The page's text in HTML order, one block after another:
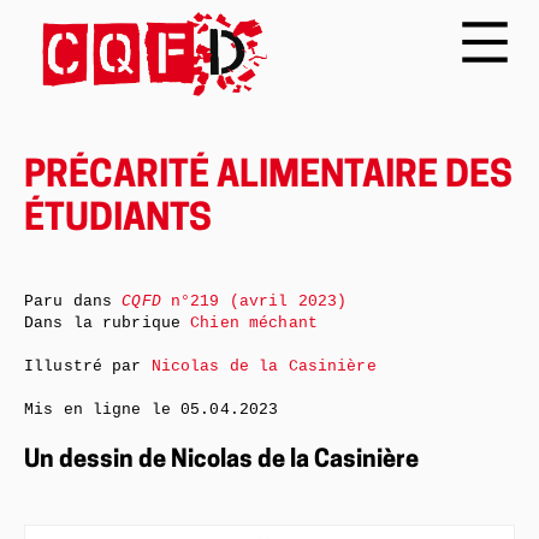
PRÉCARITÉ ALIMENTAIRE DES
ÉTUDIANTS
Un dessin de Nicolas de la Casinière
Paru dansCQFDn°219 (avril 2023)
Dans la rubriqueChien méchant
Illustré par Nicolas de la Casinière
Mis en ligne le05.04.2023